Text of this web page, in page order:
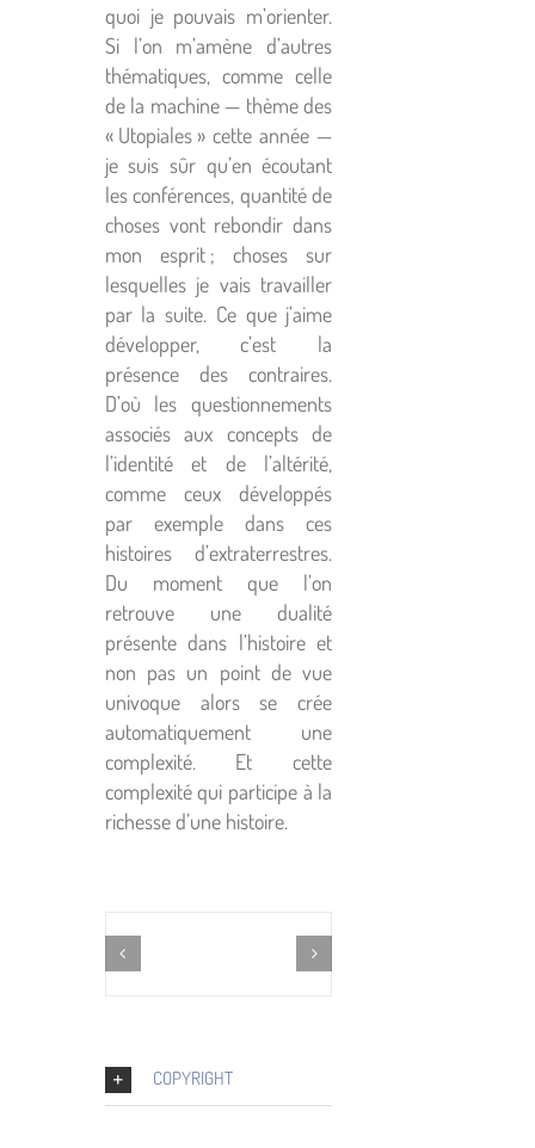
quoi je pouvais m’orienter.
Si l’on m’amène d’autres
thématiques, comme celle
de la machine — thème des
« Utopiales » cette année —
je suis sûr qu’en écoutant
les conférences, quantité de
choses vont rebondir dans
mon esprit ; choses sur
lesquelles je vais travailler
par la suite. Ce que j’aime
développer, c’est la
présence des contraires.
D’où les questionnements
associés aux concepts de
l’identité et de l’altérité,
comme ceux développés
par exemple dans ces
histoires d’extraterrestres.
Du moment que l’on
retrouve une dualité
présente dans l’histoire et
non pas un point de vue
univoque alors se crée
automatiquement une
complexité. Et cette
complexité qui participe à la
richesse d’une histoire.
COPYRIGHT